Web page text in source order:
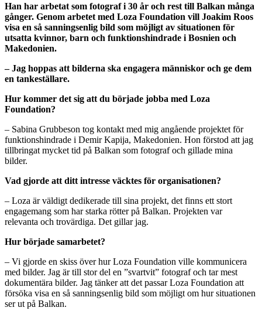
Han har arbetat som fotograf i 30 år och rest till Balkan många
gånger. Genom arbetet med Loza Foundation vill Joakim Roos
visa en så sanningsenlig bild som möjligt av situationen för
utsatta kvinnor, barn och funktionshindrade i Bosnien och
Makedonien.
– Jag hoppas att bilderna ska engagera människor och ge dem
en tankeställare.
Hur kommer det sig att du började jobba med Loza
Foundation?
– Sabina Grubbeson tog kontakt med mig angående projektet för
funktionshindrade i Demir Kapija, Makedonien. Hon förstod att jag
tillbringat mycket tid på Balkan som fotograf och gillade mina
bilder.
Vad gjorde att ditt intresse väcktes för organisationen?
– Loza är väldigt dedikerade till sina projekt, det finns ett stort
engagemang som har starka rötter på Balkan. Projekten var
relevanta och trovärdiga. Det gillar jag.
Hur började samarbetet?
– Vi gjorde en skiss över hur Loza Foundation ville kommunicera
med bilder. Jag är till stor del en ”svartvit” fotograf och tar mest
dokumentära bilder. Jag tänker att det passar Loza Foundation att
försöka visa en så sanningsenlig bild som möjligt om hur situationen
ser ut på Balkan.